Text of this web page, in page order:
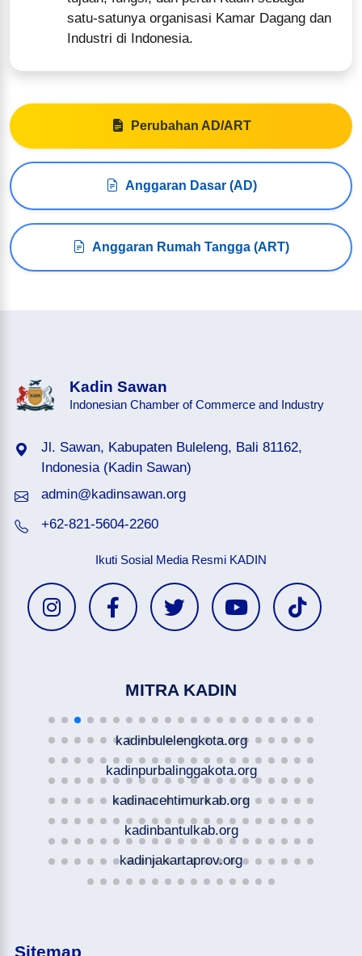
satu-satunya organisasi Kamar Dagang dan
Industri di Indonesia.
Perubahan AD/ART
Anggaran Dasar (AD)
Anggaran Rumah Tangga (ART)
Kadin Sawan
Indonesian Chamber of Commerce and Industry
Jl. Sawan, Kabupaten Buleleng, Bali 81162,
Indonesia (Kadin Sawan)
admin@kadinsawan.org
+62-821-5604-2260
Ikuti Sosial Media Resmi KADIN
MITRA KADIN
kadinbulelengkota.org
kadinpurbalinggakota.org
kadinacehtimurkab.org
kadinbantulkab.org
kadinjakartaprov.org
Sitemap